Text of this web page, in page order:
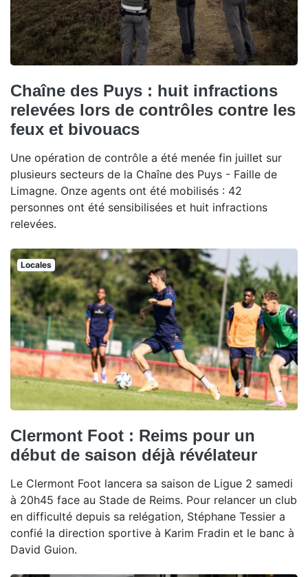
Chaîne des Puys : huit infractions
relevées lors de contrôles contre les
feux et bivouacs
Une opération de contrôle a été menée fin juillet sur
plusieurs secteurs de la Chaîne des Puys - Faille de
Limagne. Onze agents ont été mobilisés : 42
personnes ont été sensibilisées et huit infractions
relevées.
Locales
Clermont Foot : Reims pour un
début de saison déjà révélateur
Le Clermont Foot lancera sa saison de Ligue 2 samedi
à 20h45 face au Stade de Reims. Pour relancer un club
en difficulté depuis sa relégation, Stéphane Tessier a
confié la direction sportive à Karim Fradin et le banc à
David Guion.